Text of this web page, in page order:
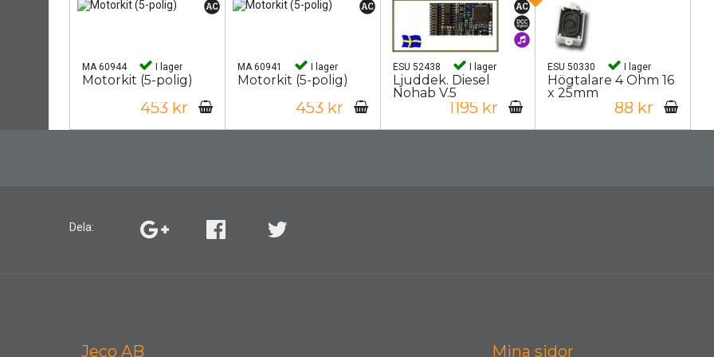
MA 60944 I lager
Motorkit (5-polig)
453 kr
MA 60941 I lager
Motorkit (5-polig)
453 kr
ESU 52438 I lager
Ljuddek. Diesel
Nohab V.5
1195 kr
ESU 50330 I lager
Högtalare 4 Ohm 16
x 25mm
88 kr
Dela:
Jeco AB Mina sidor